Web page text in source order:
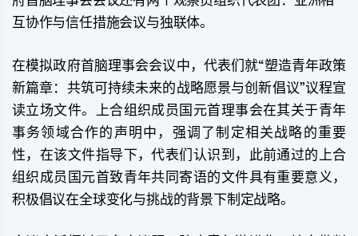
互协作与信任措施会议与独联体。
在模拟政府首脑理事会会议中，代表们就“塑造青年政策
新篇章：共筑可持续未来的战略愿景与创新倡议”议程宣
读立场文件。上合组织成员国元首理事会在其关于青年
事务领域合作的声明中，强调了制定相关战略的重要
性，在该文件指导下，代表们认识到，此前通过的上合
组织成员国元首致青年共同寄语的文件具有重要意义，
积极倡议在全球变化与挑战的背景下制定战略。